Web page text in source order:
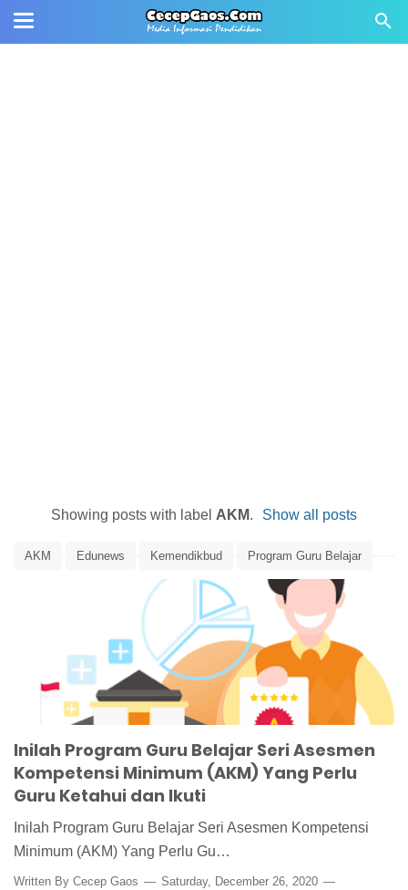
Showing posts with label AKM. Show all posts
AKM Edunews Kemendikbud Program Guru Belajar
Program Guru Belajar Seri AKM
Program Guru Belajar Seri Asesmen Kompetensi Minimum
Inilah Program Guru Belajar Seri Asesmen
Kompetensi Minimum (AKM) Yang Perlu
Guru Ketahui dan Ikuti
Inilah Program Guru Belajar Seri Asesmen Kompetensi
Minimum (AKM) Yang Perlu Gu…
Written By Cecep Gaos
Saturday, December 26, 2020